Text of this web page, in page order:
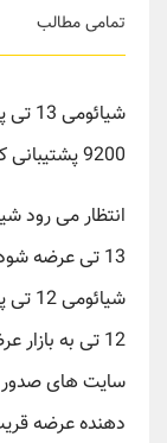
تمامی مطالب
9200 پشتیبانی کند.
13 تی عرضه
سایت های صدور
دهنده عرضه